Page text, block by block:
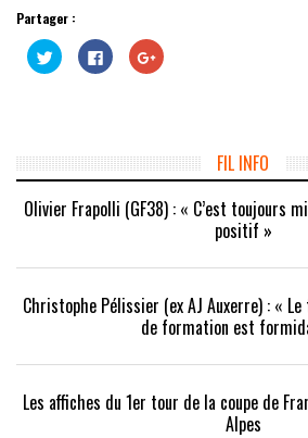
Partager :
Cliquez
pour
partager
fenêtre)
Cliquez
pour
partager
fenêtre)
Cliquez
pour
nouvelle
fenêtre)
FIL INFO
Olivier Frapolli (GF38) : « C’est toujours
positif »
Christophe Pélissier (ex AJ Auxerre) : «
de formation est
Les affiches du 1er tour de la coupe de
Alpes